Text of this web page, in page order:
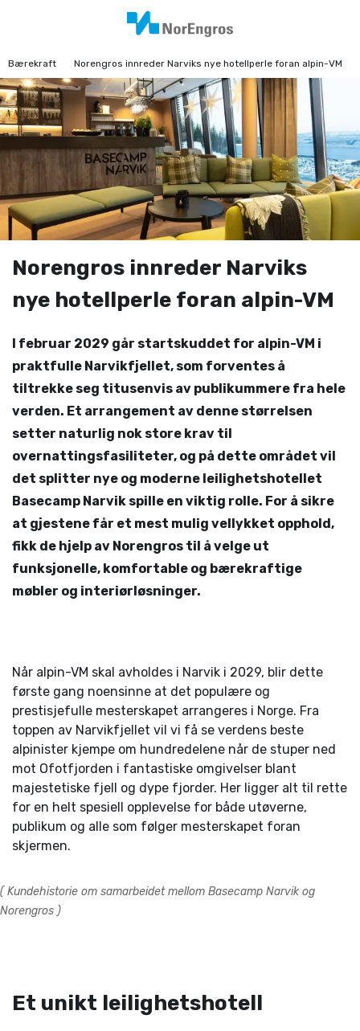
Bærekraft Norengros innreder Narviks nye hotellperle foran alpin-VM
Norengros innreder Narviks
nye hotellperle foran alpin-VM
I februar 2029 går startskuddet for alpin-VM i
praktfulle Narvikfjellet, som forventes å
tiltrekke seg titusenvis av publikummere fra hele
verden. Et arrangement av denne størrelsen
setter naturlig nok store krav til
overnattingsfasiliteter, og på dette området vil
det splitter nye og moderne leilighetshotellet
Basecamp Narvik spille en viktig rolle. For å sikre
at gjestene får et mest mulig vellykket opphold,
fikk de hjelp av Norengros til å velge ut
funksjonelle, komfortable og bærekraftige
møbler og interiørløsninger.
Når alpin-VM skal avholdes i Narvik i 2029, blir dette
første gang noensinne at det populære og
prestisjefulle mesterskapet arrangeres i Norge. Fra
toppen av Narvikfjellet vil vi få se verdens beste
alpinister kjempe om hundredelene når de stuper ned
mot Ofotfjorden i fantastiske omgivelser blant
majestetiske fjell og dype fjorder. Her ligger alt til rette
for en helt spesiell opplevelse for både utøverne,
publikum og alle som følger mesterskapet foran
skjermen.
( Kundehistorie om samarbeidet mellom Basecamp Narvik og
Norengros )
Et unikt leilighetshotell